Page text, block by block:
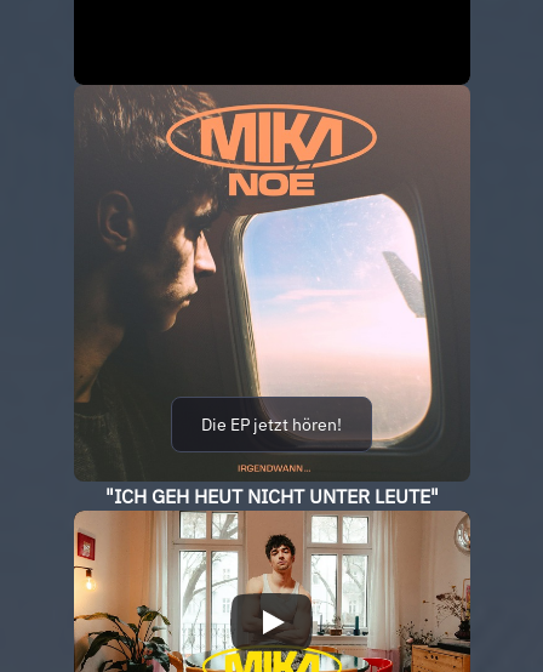
Die EP jetzt hören!
"ICH GEH HEUT NICHT UNTER LEUTE"